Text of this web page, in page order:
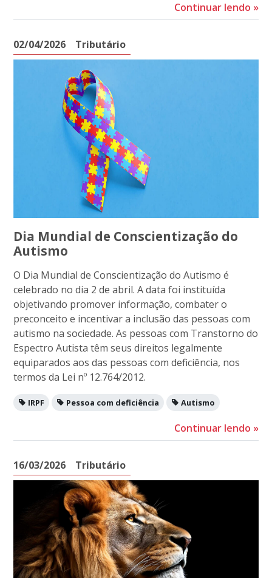
Continuar lendo »
02/04/2026 Tributário
Dia Mundial de Conscientização do
Autismo
O Dia Mundial de Conscientização do Autismo é
celebrado no dia 2 de abril. A data foi instituída
objetivando promover informação, combater o
preconceito e incentivar a inclusão das pessoas com
autismo na sociedade. As pessoas com Transtorno do
Espectro Autista têm seus direitos legalmente
equiparados aos das pessoas com deficiência, nos
termos da Lei nº 12.764/2012.
IRPF Pessoa com deficiência Autismo
Continuar lendo »
16/03/2026 Tributário